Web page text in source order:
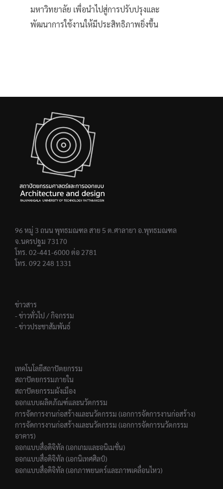
มหาวิทยาลัย เพื่อนำไปสู่การปรับปรุงและ
พัฒนาการใช้งานให้มีประสิทธิภาพยิ่งขึ้น
96 หมู่ 3 ถนน พุทธมณฑล สาย 5 ต.ศาลายา อ.พุทธมณฑล
จ.นครปฐม 73170
โทร. 02-441-6000 ต่อ 2781
โทร. 092 248 1331
ข่าวสาร
- ข่าวทั่วไป / กิจกรรม
- ข่าวประชาสัมพันธ์
เทคโนโลยีสถาปัตยกรรม
สถาปัตยกรรมภายใน
สถาปัตยกรรมผังเมือง
ออกแบบผลิตภัณฑ์และนวัตกรรม
การจัดการงานก่อสร้างและนวัตกรรม (เอกการจัดการงานก่อสร้าง)
การจัดการงานก่อสร้างและนวัตกรรม (เอกการจัดการนวัตกรรม
อาคาร)
ออกแบบสื่อดิจิทัล (เอกเกมและอนิเมชั่น)
ออกแบบสื่อดิจิทัล (เอกนิเทศศิลป์)
ออกแบบสื่อดิจิทัล (เอกภาพยนตร์และภาพเคลื่อนไหว)